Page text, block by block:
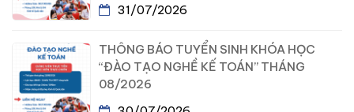
31/07/2026
THÔNG BÁO TUYỂN SINH KHÓA HỌC
“ĐÀO TẠO NGHỀ KẾ TOÁN” THÁNG
08/2026